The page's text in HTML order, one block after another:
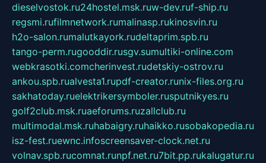
dieselvostok.ru24hostel.msk.ruw-dev.ruf-ship.ru
regsmi.rufilmnetwork.rumalinasp.rukinosvin.ru
h2o-salon.rumalutkayork.rudeltaprim.spb.ru
tango-perm.rugooddir.rusgv.sumultiki-online.com
webkrasotki.comcherinvest.rudetskiy-ostrov.ru
ankou.spb.rualvesta1.rupdf-creator.runix-files.org.ru
sakhatoday.ruelektrikersymboler.rusputnikyes.ru
golf2club.msk.ruaeforums.ruzallclub.ru
multimodal.msk.ruhabaigry.ruhaikko.rusobakopedia.ru
isz-fest.ruewnc.infoscreensaver-clock.net.ru
volnav.spb.rucomnat.runpf.net.ru7bit.pp.rukalugatur.ru